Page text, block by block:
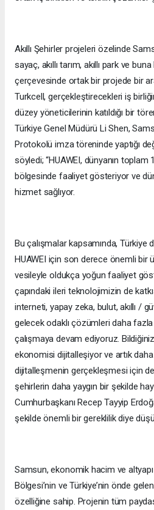
Akıllı Şehirler projeleri özelinde
sayaç, akıllı tarım, akıllı park ve
çerçevesinde ortak bir projede bir
Turkcell, gerçekleştirecekleri iş
düzey yöneticilerinin katıldığı bir
Türkiye Genel Müdürü Li Shen,
Protokolü imza töreninde yaptığı
söyledi; “HUAWEI, dünyanın toplam
bölgesinde faaliyet gösteriyor ve
hizmet sağlıyor.
Bu çalışmalar kapsamında, Türkiye
HUAWEI için son derece önemli bir
vesileyle oldukça yoğun faaliyet
çapındaki ileri teknolojimizin de
interneti, yapay zeka, bulut, akıllı /
gelecek odaklı çözümleri daha
çalışmaya devam ediyoruz.
ekonomisi dijitalleşiyor ve artık daha
dijitalleşmenin gerçekleşmesi için de
şehirlerin daha yaygın bir şekilde
Cumhurbaşkanı Recep Tayyip
şekilde önemli bir gereklilik diye
Samsun, ekonomik hacim ve altyapı
Bölgesi’nin ve Türkiye’nin önde
özelliğine sahip. Projenin tüm